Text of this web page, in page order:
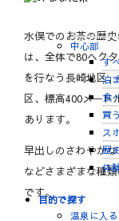
中心部
す
泊
食
買う
ス
歴
体
目的で探す
温泉に入る
水俣でのお茶の歴
は、全体で80ヘク
を行なう長崎地区
区、標高400メート
あります。
早出しのさわやか
などさまざまな種
です。